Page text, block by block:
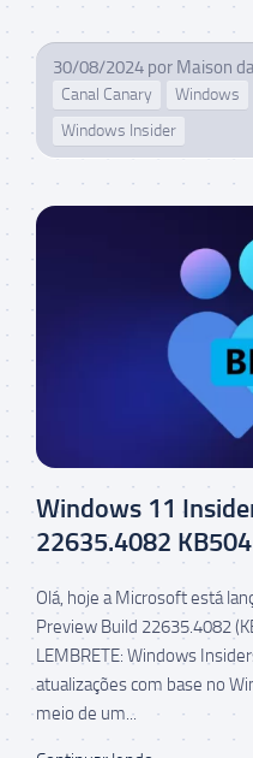
30/08/2024 por Maison
Canal Canary Windows
Windows Insider
Windows 11
22635.4082
Olá, hoje a Microsoft está
Preview Build 22635.4082
LEMBRETE: Windows
atualizações com base no
meio de um...